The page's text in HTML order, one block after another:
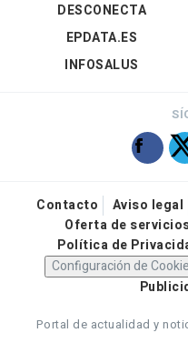
DESCONECTA
EPDATA.ES
INFOSALUS
Contacto Aviso legal
Oferta de
Política de
Configuración de
Portal de actualidad y